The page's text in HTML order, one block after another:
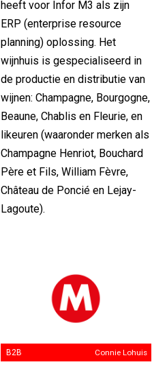
heeft voor Infor M3 als zijn
ERP (enterprise resource
planning) oplossing. Het
wijnhuis is gespecialiseerd in
de productie en distributie van
wijnen: Champagne, Bourgogne,
Beaune, Chablis en Fleurie, en
likeuren (waaronder merken als
Champagne Henriot, Bouchard
Père et Fils, William Fèvre,
Château de Poncié en Lejay-
Lagoute).
B2B Connie Lohuis